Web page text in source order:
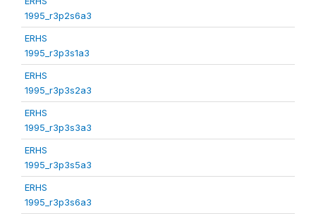
1995_r3p2s6a3
ERHS
1995_r3p3s1a3
ERHS
1995_r3p3s2a3
ERHS
1995_r3p3s3a3
ERHS
1995_r3p3s5a3
ERHS
1995_r3p3s6a3